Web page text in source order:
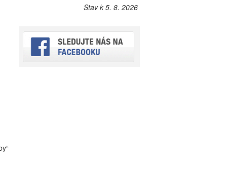
Stav k 5. 8. 2026